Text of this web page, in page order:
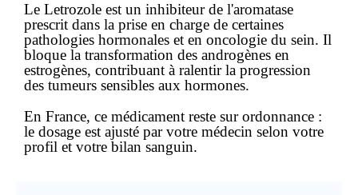
Le Letrozole est un inhibiteur de l'aromatase
prescrit dans la prise en charge de certaines
pathologies hormonales et en oncologie du sein. Il
bloque la transformation des androgènes en
estrogènes, contribuant à ralentir la progression
des tumeurs sensibles aux hormones.
En France, ce médicament reste sur ordonnance :
le dosage est ajusté par votre médecin selon votre
profil et votre bilan sanguin.